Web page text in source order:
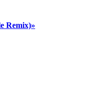
Remix)»